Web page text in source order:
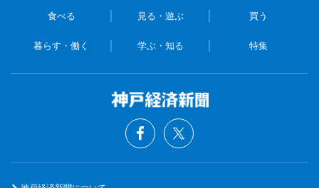
食べる 見る・遊ぶ 買う
暮らす・働く 学ぶ・知る 特集